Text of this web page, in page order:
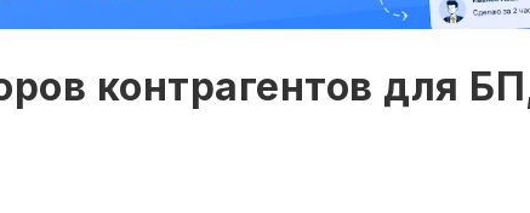
контрагентов для